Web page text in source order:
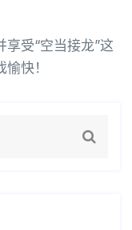
受“空当接龙”这
快！